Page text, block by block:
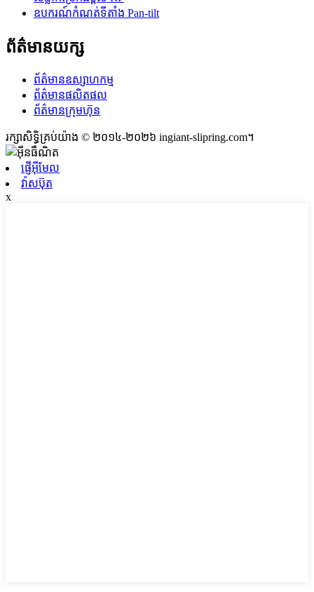
ឧបករណ៍កំណត់ទីតាំង Pan-tilt
ព័ត៌មានយក្ស
ព័ត៌មានឧស្សាហកម្ម
ព័ត៌មានផលិតផល
ព័ត៌មានក្រុមហ៊ុន
រក្សាសិទ្ធិគ្រប់យ៉ាង © ២០១៤-២០២៦ ingiant-slipring.com។
ផ្ញើអ៊ីមែល
វ៉ាសប៊ុត
x